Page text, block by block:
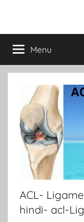
Menu
ACL-
hindi- acl-